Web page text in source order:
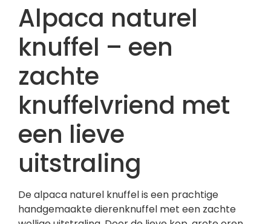
Alpaca naturel
knuffel – een
zachte
knuffelvriend met
een lieve
uitstraling
De alpaca naturel knuffel is een prachtige
handgemaakte dierenknuffel met een zachte